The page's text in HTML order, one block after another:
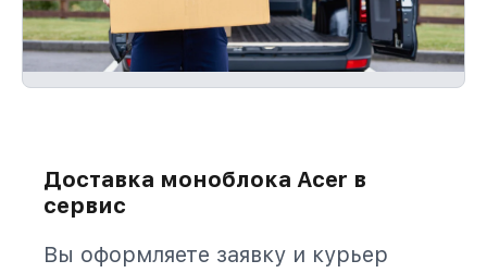
Доставка моноблока Acer в
сервис
Вы оформляете заявку и курьер